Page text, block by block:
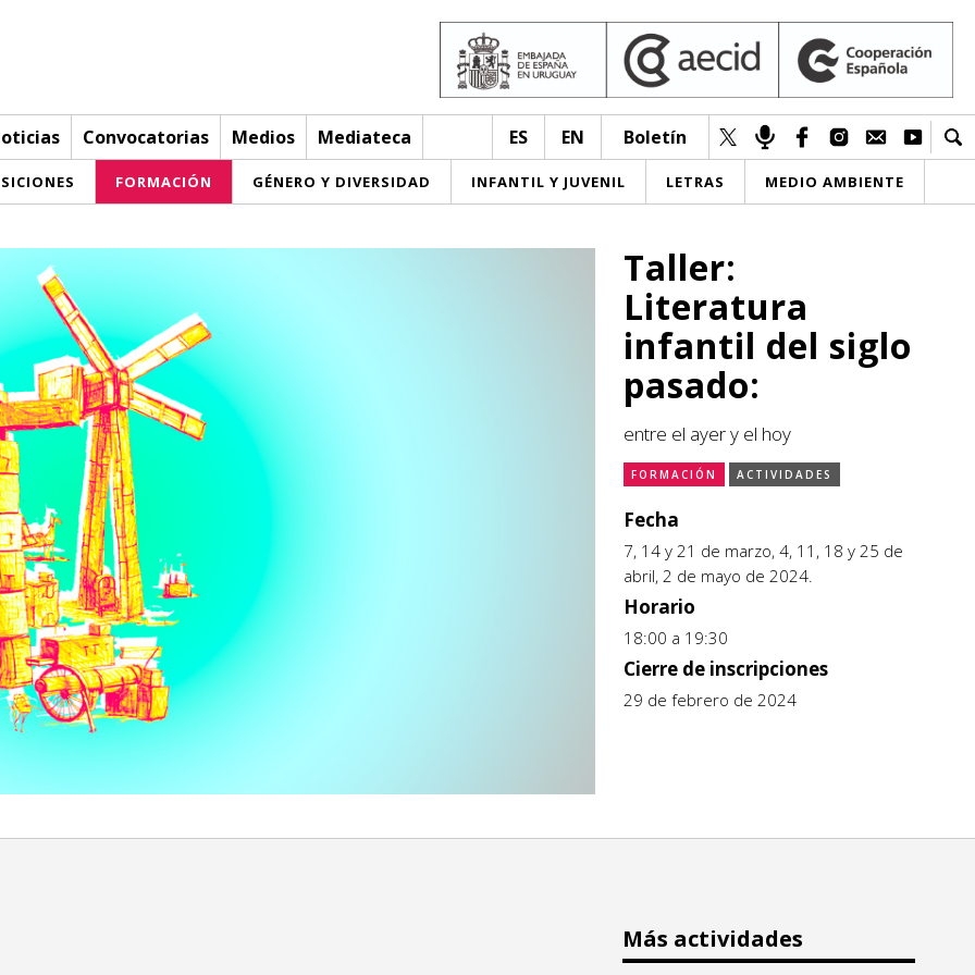
Convocatorias Medios Mediateca ES EN Boletín
FORMACIÓN GÉNERO Y DIVERSIDAD INFANTIL Y JUVENIL LETRAS MEDIO AMBIENTE
Taller:
Literatura
infantil del siglo
pasado:
entre el ayer y el hoy
FORMACIÓN ACTIVIDADES
Fecha
7, 14 y 21 de marzo, 4, 11, 18 y 25 de
abril, 2 de mayo de 2024.
Horario
18:00 a 19:30
Cierre de inscripciones
29 de febrero de 2024
Más actividades